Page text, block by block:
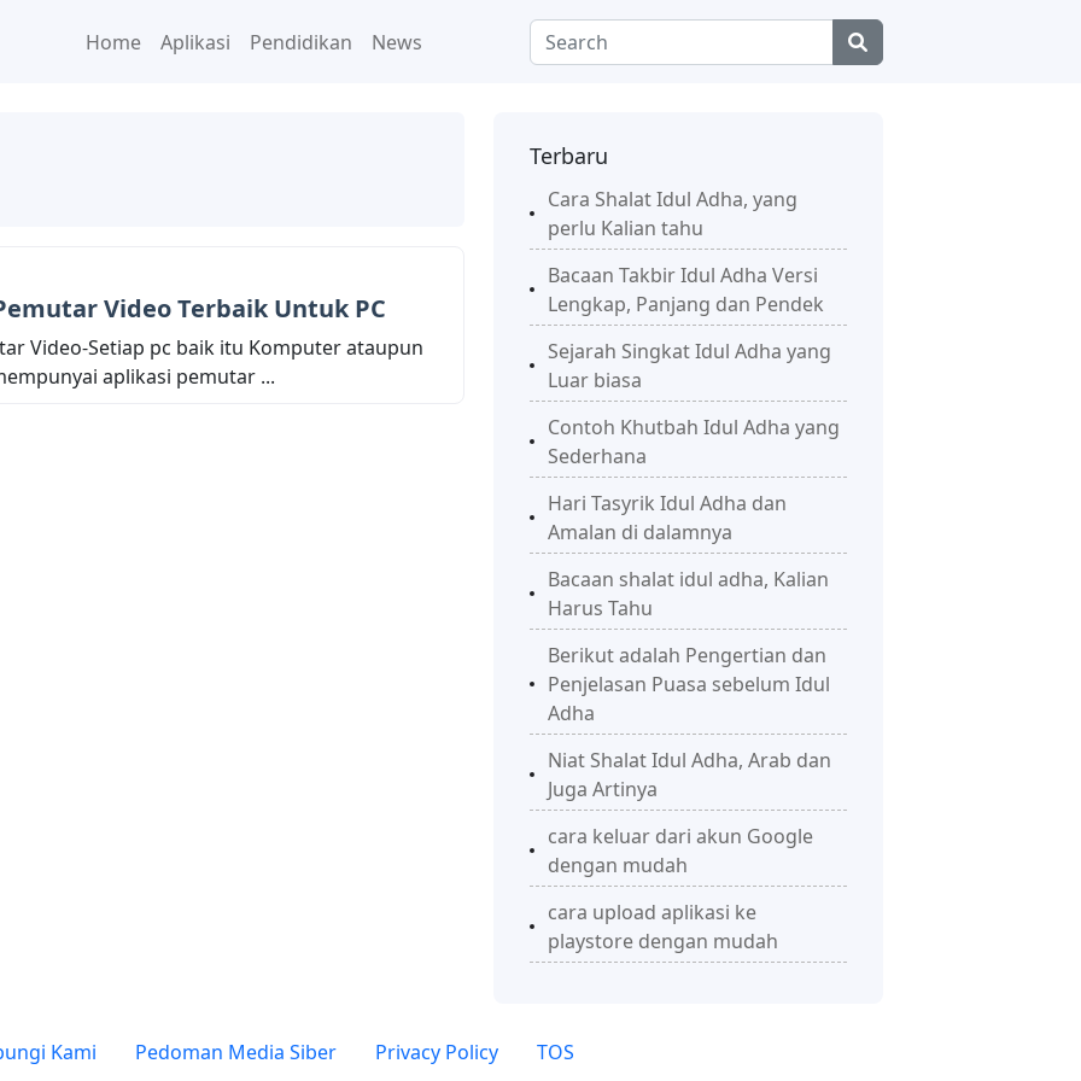
Home Aplikasi Pendidikan News
Video Terbaik Untuk PC
Video-Setiap pc baik itu Komputer ataupun
aplikasi pemutar ...
Terbaru
Cara Shalat Idul Adha, yang
perlu Kalian tahu
Bacaan Takbir Idul Adha Versi
Lengkap, Panjang dan Pendek
Sejarah Singkat Idul Adha yang
Luar biasa
Contoh Khutbah Idul Adha yang
Sederhana
Hari Tasyrik Idul Adha dan
Amalan di dalamnya
Bacaan shalat idul adha, Kalian
Harus Tahu
Berikut adalah Pengertian dan
Penjelasan Puasa sebelum Idul
Adha
Niat Shalat Idul Adha, Arab dan
Juga Artinya
cara keluar dari akun Google
dengan mudah
cara upload aplikasi ke
playstore dengan mudah
Kami Pedoman Media Siber Privacy Policy
TOS